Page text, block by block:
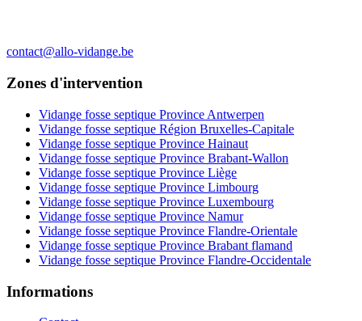
contact@allo-vidange.be
Zones d'intervention
Vidange fosse septique Province Antwerpen
Vidange fosse septique Région Bruxelles-Capitale
Vidange fosse septique Province Hainaut
Vidange fosse septique Province Brabant-Wallon
Vidange fosse septique Province Liège
Vidange fosse septique Province Limbourg
Vidange fosse septique Province Luxembourg
Vidange fosse septique Province Namur
Vidange fosse septique Province Flandre-Orientale
Vidange fosse septique Province Brabant flamand
Vidange fosse septique Province Flandre-Occidentale
Informations